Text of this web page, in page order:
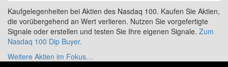
Kaufgelegenheiten bei Aktien des Nasdaq 100. Kaufen Sie Aktien,
die vorübergehend an Wert verlieren. Nutzen Sie vorgefertigte
Signale oder erstellen und testen Sie Ihre eigenen Signale. Zum
Nasdaq 100 Dip Buyer.
Weitere Aktien im Fokus…